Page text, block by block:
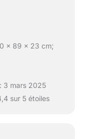
x 89 x 23 cm;
3 mars 2025
sur 5 étoiles